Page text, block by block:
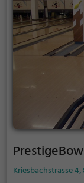
Kriesbachstrasse